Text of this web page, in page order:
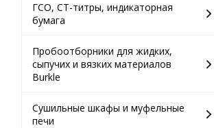
ГСО, СТ-титры, индикаторная
бумага
Пробоотборники для жидких,
сыпучих и вязких материалов
Burkle
Сушильные шкафы и муфельные
печи